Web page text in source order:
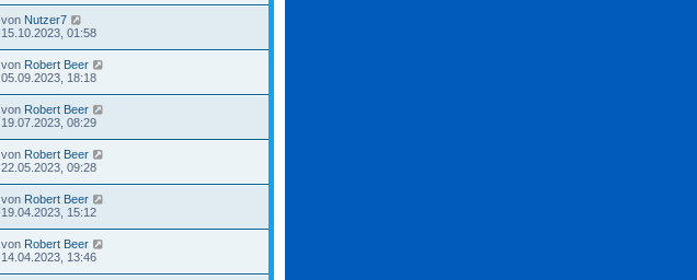
von Nutzer7
15.10.2023, 01:58
von Robert Beer
05.09.2023, 18:18
von Robert Beer
19.07.2023, 08:29
von Robert Beer
22.05.2023, 09:28
von Robert Beer
19.04.2023, 15:12
von Robert Beer
14.04.2023, 13:46